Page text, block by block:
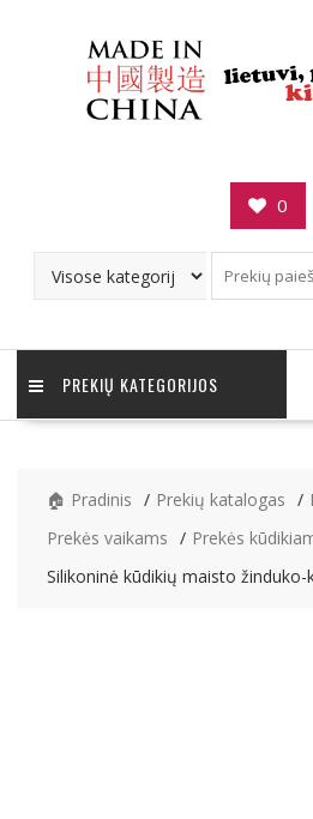
0
PREKIŲ KATEGORIJOS
🏠 Pradinis Prekių katalogas
Prekės vaikams
Prekės
Silikoninė kūdikių maisto